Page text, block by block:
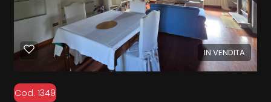
IN VENDITA
Cod. 1349